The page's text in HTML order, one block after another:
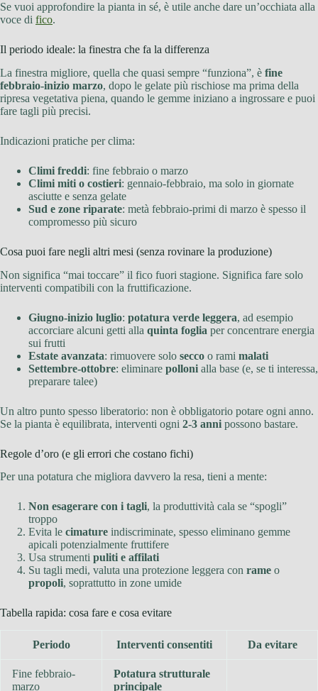
Se vuoi approfondire la pianta in sé, è utile anche dare un’occhiata alla
voce di fico.
Il periodo ideale: la finestra che fa la differenza
La finestra migliore, quella che quasi sempre “funziona”, è fine
febbraio-inizio marzo, dopo le gelate più rischiose ma prima della
ripresa vegetativa piena, quando le gemme iniziano a ingrossare e puoi
fare tagli più precisi.
Indicazioni pratiche per clima:
Climi freddi: fine febbraio o marzo
Climi miti o costieri: gennaio-febbraio, ma solo in giornate
asciutte e senza gelate
Sud e zone riparate: metà febbraio-primi di marzo è spesso il
compromesso più sicuro
Cosa puoi fare negli altri mesi (senza rovinare la produzione)
Non significa “mai toccare” il fico fuori stagione. Significa fare solo
interventi compatibili con la fruttificazione.
Giugno-inizio luglio: potatura verde leggera, ad esempio
accorciare alcuni getti alla quinta foglia per concentrare energia
sui frutti
Estate avanzata: rimuovere solo secco o rami malati
Settembre-ottobre: eliminare polloni alla base (e, se ti interessa,
preparare talee)
Un altro punto spesso liberatorio: non è obbligatorio potare ogni anno.
Se la pianta è equilibrata, interventi ogni 2-3 anni possono bastare.
Regole d’oro (e gli errori che costano fichi)
Per una potatura che migliora davvero la resa, tieni a mente:
Non esagerare con i tagli, la produttività cala se “spogli”
troppo
Evita le cimature indiscriminate, spesso eliminano gemme
apicali potenzialmente fruttifere
Usa strumenti puliti e affilati
Su tagli medi, valuta una protezione leggera con rame o
propoli, soprattutto in zone umide
Tabella rapida: cosa fare e cosa evitare
Periodo Interventi consentiti Da evitare
Fine febbraio-
marzo
Potatura strutturale
principale